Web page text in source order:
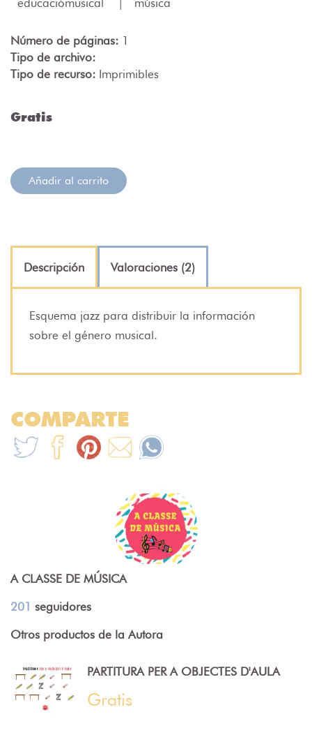
Número de páginas: 1
Tipo de archivo:
Tipo de recurso: Imprimibles
Gratis
Añadir al carrito
Descripción Valoraciones (2)
Esquema jazz para distribuir la información
sobre el género musical.
COMPARTE
A CLASSE DE MÚSICA
201 seguidores
Otros productos de la Autora
PARTITURA PER A OBJECTES D'AULA
Gratis